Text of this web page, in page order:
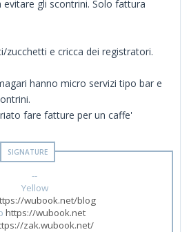
gli scontrini. Solo fattura
zucchetti e cricca dei registratori.
hanno micro servizi tipo bar e
fare fatture per un caffe'
--
Yellow
wubook.net/blog
https://wubook.net
zak.wubook.net/